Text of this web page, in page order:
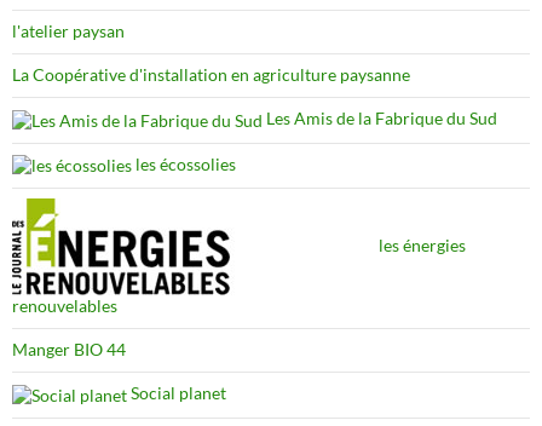
l'atelier paysan
La Coopérative d'installation en agriculture paysanne
Les Amis de la Fabrique du Sud
les écossolies
les énergies
renouvelables
Manger BIO 44
Social planet